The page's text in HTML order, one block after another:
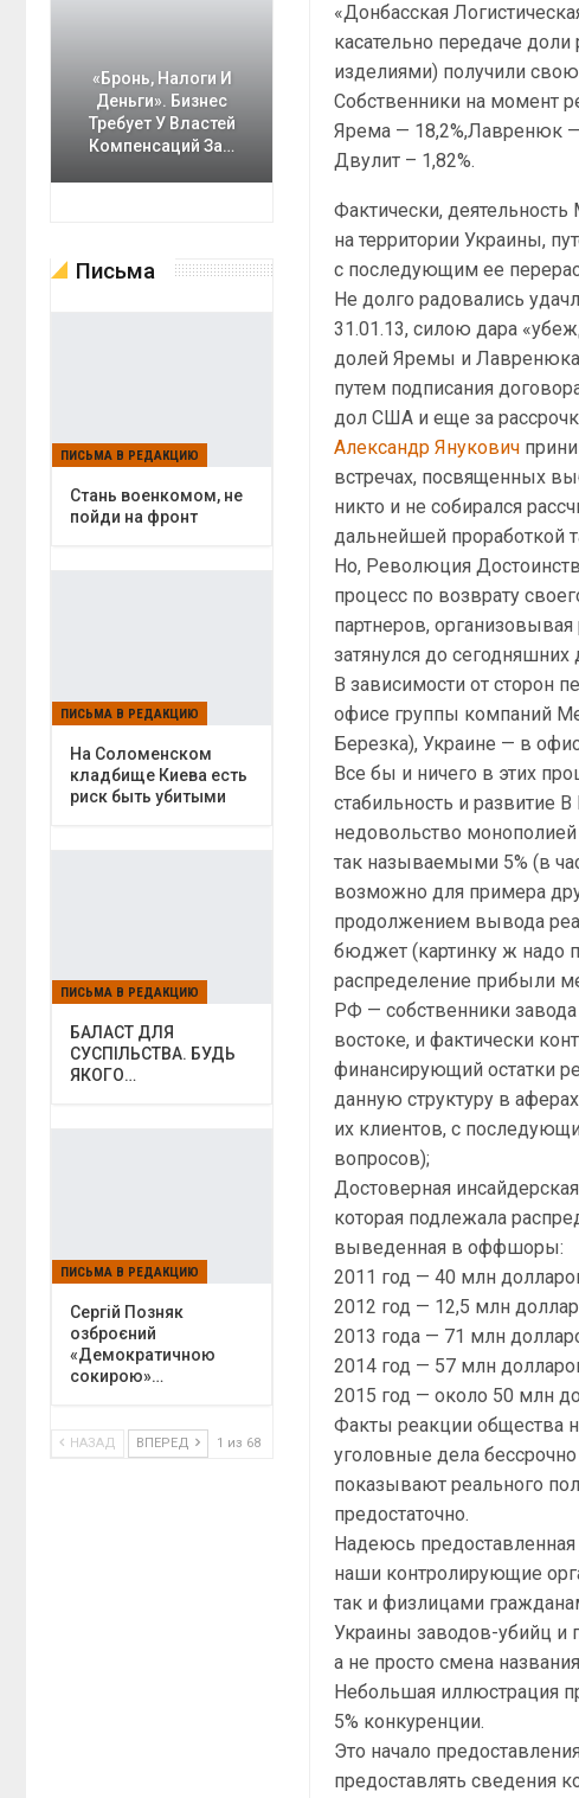
«Донбасская
касательно передаче
изделиями) получили
Собственники на момент
Ярема — 18,2%,Лавренюк
Двулит – 1,82%.
Фактически,
на территории Украины,
с последующим ее
Не долго радовались
31.01.13, силою дара
долей Яремы и Лавренюка
путем подписания
дол США и еще за
Александр Янукович
встречах, посвященных
никто и не собирался
дальнейшей проработкой
Но, Революция
процесс по возврату
партнеров,
затянулся до сегодняшних
В зависимости от сторон
офисе группы компаний
Березка), Украине — в
Все бы и ничего в этих
стабильность и развитие
недовольство
так называемыми 5% (в
возможно для примера
продолжением вывода
бюджет (картинку ж надо
распределение прибыли
РФ — собственники
востоке, и фактически
финансирующий остатки
данную структуру в
их клиентов, с
вопросов);
Достоверная
которая подлежала
выведенная в оффшоры:
2011 год — 40 млн
2012 год — 12,5 млн
2013 года — 71 млн
2014 год — 57 млн
2015 год — около 50 млн
Факты реакции общества
уголовные дела
показывают реального
предостаточно.
Надеюсь
наши контролирующие
так и физлицами
Украины заводов-убийц и
а не просто смена
Небольшая иллюстрация
5% конкуренции.
Это начало
предоставлять сведения
«Бронь, Налоги И
Деньги». Бизнес
Требует У Властей
Компенсаций За…
Письма
ПИСЬМА В РЕДАКЦИЮ
Cтань военкомом, не
пойди на фронт
ПИСЬМА В РЕДАКЦИЮ
На Соломенском
кладбище Киева есть
риск быть убитыми
ПИСЬМА В РЕДАКЦИЮ
БАЛАСТ ДЛЯ
СУСПІЛЬСТВА. БУДЬ
ЯКОГО…
ПИСЬМА В РЕДАКЦИЮ
Сергій Позняк
озброєний
«Демократичною
сокирою»…
НАЗАД ВПЕРЕД 1 из 68